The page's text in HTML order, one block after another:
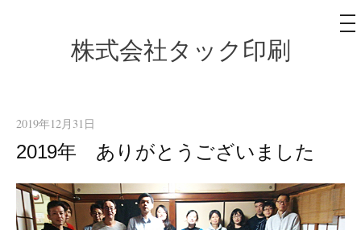
ツ
へ
キ
ッ
株式会社タック印刷
メ
ニ
2019年12月31日
2019年 ありがとうございました